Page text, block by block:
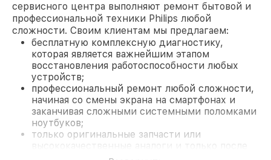
сервисного центра выполняют ремонт бытовой и
профессиональной техники Philips любой
сложности. Своим клиентам мы предлагаем:
бесплатную комплексную диагностику,
которая является важнейшим этапом
восстановления работоспособности любых
устройств;
профессиональный ремонт любой сложности,
начиная со смены экрана на смартфонах и
заканчивая сложными системными поломками
ноутбуков;
только оригинальные запчасти или
согласования с клиентом.